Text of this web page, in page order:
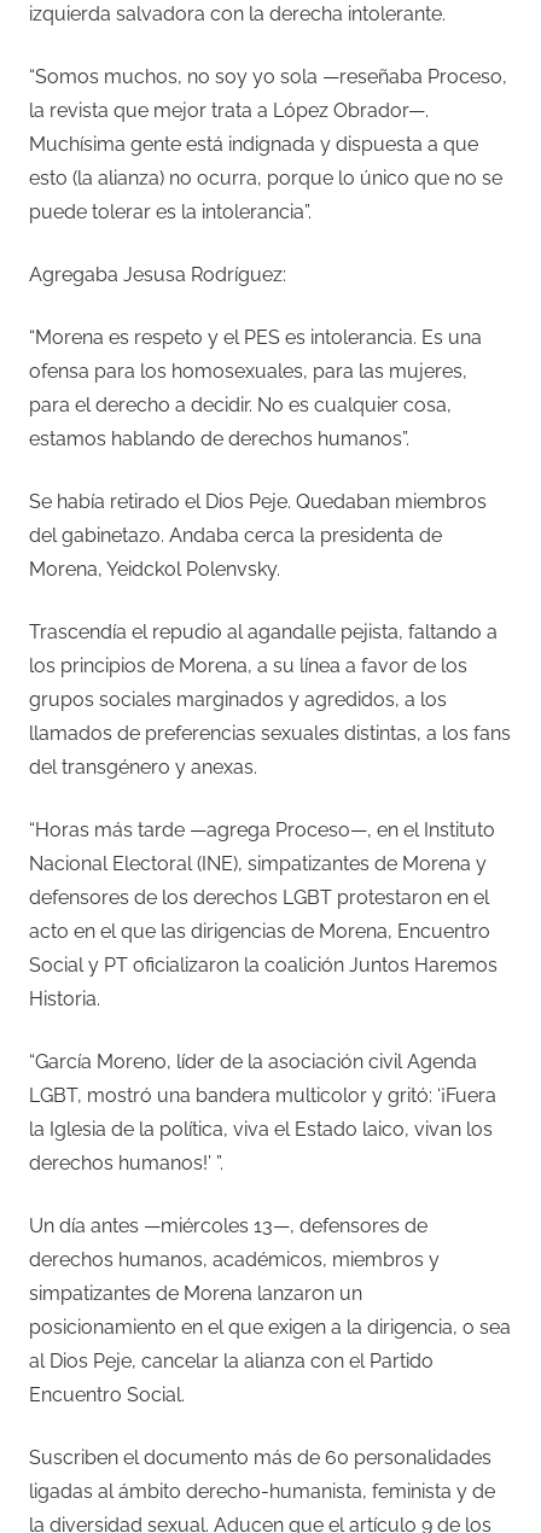
izquierda salvadora con la derecha intolerante.
“Somos muchos, no soy yo sola —reseñaba Proceso,
la revista que mejor trata a López Obrador—.
Muchísima gente está indignada y dispuesta a que
esto (la alianza) no ocurra, porque lo único que no se
puede tolerar es la intolerancia”.
Agregaba Jesusa Rodríguez:
“Morena es respeto y el PES es intolerancia. Es una
ofensa para los homosexuales, para las mujeres,
para el derecho a decidir. No es cualquier cosa,
estamos hablando de derechos humanos”.
Se había retirado el Dios Peje. Quedaban miembros
del gabinetazo. Andaba cerca la presidenta de
Morena, Yeidckol Polenvsky.
Trascendía el repudio al agandalle pejista, faltando a
los principios de Morena, a su línea a favor de los
grupos sociales marginados y agredidos, a los
llamados de preferencias sexuales distintas, a los fans
del transgénero y anexas.
“Horas más tarde —agrega Proceso—, en el Instituto
Nacional Electoral (INE), simpatizantes de Morena y
defensores de los derechos LGBT protestaron en el
acto en el que las dirigencias de Morena, Encuentro
Social y PT oficializaron la coalición Juntos Haremos
Historia.
“García Moreno, líder de la asociación civil Agenda
LGBT, mostró una bandera multicolor y gritó: ‘¡Fuera
la Iglesia de la política, viva el Estado laico, vivan los
derechos humanos!’ ”.
Un día antes —miércoles 13—, defensores de
derechos humanos, académicos, miembros y
simpatizantes de Morena lanzaron un
posicionamiento en el que exigen a la dirigencia, o sea
al Dios Peje, cancelar la alianza con el Partido
Encuentro Social.
Suscriben el documento más de 60 personalidades
ligadas al ámbito derecho-humanista, feminista y de
la diversidad sexual. Aducen que el artículo 9 de los